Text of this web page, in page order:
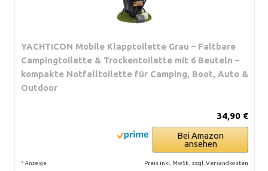
YACHTICON Mobile Klapptoilette Grau – Faltbare
Campingtoilette & Trockentoilette mit 6 Beuteln –
kompakte Notfalltoilette für Camping, Boot, Auto &
Outdoor
34,90 €
Bei Amazon
ansehen
* Anzeige Preis inkl. MwSt., zzgl. Versandkosten